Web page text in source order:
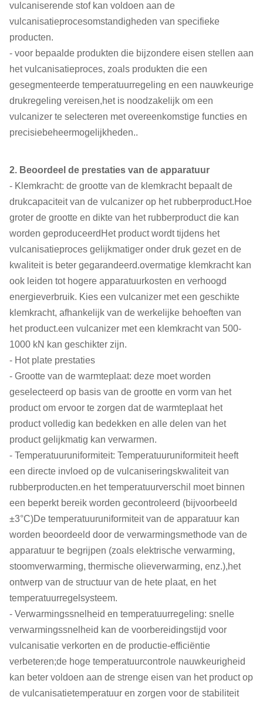
vulcaniserende stof kan voldoen aan de
vulcanisatieprocesomstandigheden van specifieke
producten.
- voor bepaalde produkten die bijzondere eisen stellen aan
het vulcanisatieproces, zoals produkten die een
gesegmenteerde temperatuurregeling en een nauwkeurige
drukregeling vereisen,het is noodzakelijk om een
vulcanizer te selecteren met overeenkomstige functies en
precisiebeheermogelijkheden..
2. Beoordeel de prestaties van de apparatuur
- Klemkracht: de grootte van de klemkracht bepaalt de
drukcapaciteit van de vulcanizer op het rubberproduct.Hoe
groter de grootte en dikte van het rubberproduct die kan
worden geproduceerdHet product wordt tijdens het
vulcanisatieproces gelijkmatiger onder druk gezet en de
kwaliteit is beter gegarandeerd.overmatige klemkracht kan
ook leiden tot hogere apparatuurkosten en verhoogd
energieverbruik. Kies een vulcanizer met een geschikte
klemkracht, afhankelijk van de werkelijke behoeften van
het product.een vulcanizer met een klemkracht van 500-
1000 kN kan geschikter zijn.
- Hot plate prestaties
- Grootte van de warmteplaat: deze moet worden
geselecteerd op basis van de grootte en vorm van het
product om ervoor te zorgen dat de warmteplaat het
product volledig kan bedekken en alle delen van het
product gelijkmatig kan verwarmen.
- Temperatuuruniformiteit: Temperatuuruniformiteit heeft
een directe invloed op de vulcaniseringskwaliteit van
rubberproducten.en het temperatuurverschil moet binnen
een beperkt bereik worden gecontroleerd (bijvoorbeeld
±3°C)De temperatuuruniformiteit van de apparatuur kan
worden beoordeeld door de verwarmingsmethode van de
apparatuur te begrijpen (zoals elektrische verwarming,
stoomverwarming, thermische olieverwarming, enz.),het
ontwerp van de structuur van de hete plaat, en het
temperatuurregelsysteem.
- Verwarmingssnelheid en temperatuurregeling: snelle
verwarmingssnelheid kan de voorbereidingstijd voor
vulcanisatie verkorten en de productie-efficiëntie
verbeteren;de hoge temperatuurcontrole nauwkeurigheid
kan beter voldoen aan de strenge eisen van het product op
de vulcanisatietemperatuur en zorgen voor de stabiliteit